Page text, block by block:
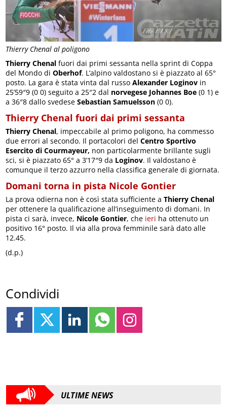
Thierry Chenal al poligono
Thierry Chenal fuori dai primi sessanta nella sprint di Coppa
del Mondo diOberhof. L’alpino valdostano si è piazzato al 65°
posto. La gara è stata vinta dal russoAlexander Loginov in
25’59″9 (0 0) seguito a 25″2 dal norvegese Johannes Boe (0 1) e
a 36″8 dallo svedeseSebastian Samuelsson (0 0).
Thierry Chenal fuori dai primi sessanta
Thierry Chenal, impeccabile al primo poligono, ha commesso
due errori al secondo. Il portacolori delCentro Sportivo
Esercito di Courmayeur, non particolarmente brillante sugli
sci, si è piazzato 65° a 3’17″9 da Loginov. Il valdostano è
comunque il terzo azzurro nella classifica generale di giornata.
Domani torna in pista Nicole Gontier
La prova odierna non è così stata sufficiente aThierry Chenal
per ottenere la qualificazione all’inseguimento di domani. In
pista ci sarà, invece, Nicole Gontier, che ieri ha ottenuto un
positivo 16° posto. Il via alla prova femminile sarà dato alle
12.45.
(d.p.)
Condividi
ULTIME NEWS